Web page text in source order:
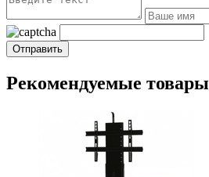
Рекомендуемые товары